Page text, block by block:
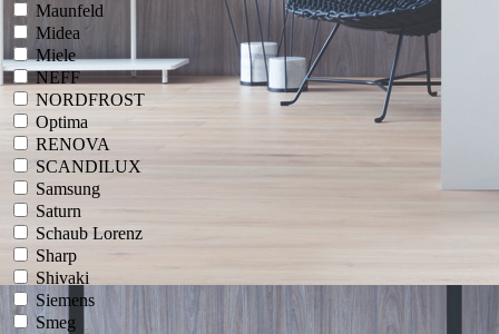
Maunfeld
Midea
Miele
NEFF
NORDFROST
Optima
RENOVA
SCANDILUX
Samsung
Saturn
Schaub Lorenz
Sharp
Shivaki
Siemens
Smeg